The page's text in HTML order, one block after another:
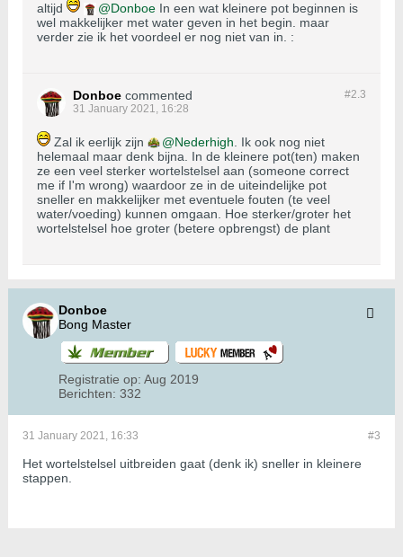
altijd
Donboe In een wat kleinere pot beginnen is
wel makkelijker met water geven in het begin. maar
verder zie ik het voordeel er nog niet van in. :
#2.3
Donboe commented
31 January 2021, 16:28
Zal ik eerlijk zijn Nederhigh . Ik ook nog niet
helemaal maar denk bijna. In de kleinere pot(ten) maken
ze een veel sterker wortelstelsel aan (someone correct
me if I'm wrong) waardoor ze in de uiteindelijke pot
sneller en makkelijker met eventuele fouten (te veel
water/voeding) kunnen omgaan. Hoe sterker/groter het
wortelstelsel hoe groter (betere opbrengst) de plant
Donboe
Bong Master
Registratie op: Aug 2019
Berichten: 332
#3
31 January 2021, 16:33
Het wortelstelsel uitbreiden gaat (denk ik) sneller in kleinere
stappen.